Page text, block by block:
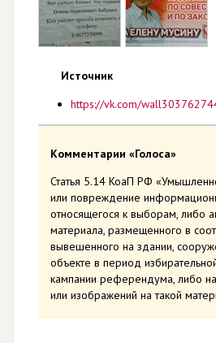
Источник
https://vk.com/
Комментарии «Голоса»
Статья 5.14 КоаП РФ
или повреждение
относящегося к выборам, либо
материала, размещенного в
вывешенного на здании,
объекте в период
кампании референдума, либо
или изображений на такой